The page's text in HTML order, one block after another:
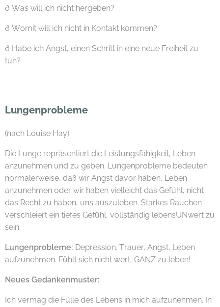
ð Was will ich nicht hergeben?
ð Womit will ich nicht in Kontakt kommen?
ð Habe ich Angst, einen Schritt in eine neue Freiheit zu
tun?
Lungenprobleme
(nach Louise Hay)
Die Lunge repräsentiert die Leistungsfähigkeit, Leben
anzunehmen und zu geben. Lungenprobleme bedeuten
normalerweise, daß wir Angst davor haben, Leben
anzunehmen oder wir haben vielleicht das Gefühl, nicht
das Recht zu haben, uns auszuleben. Starkes Rauchen
verschleiert ein tiefes Gefühl, vollständig lebensUNwert zu
sein.
Lungenprobleme: Depression. Trauer. Angst, Leben
aufzunehmen. Fühlt sich nicht wert, GANZ zu leben!
Neues Gedankenmuster:
Ich vermag die Fülle des Lebens in mich aufzunehmen. In